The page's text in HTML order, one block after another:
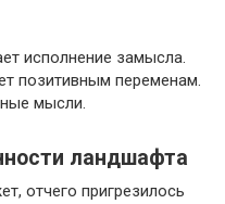
исполнение замысла.
позитивным переменам.
мысли.
ландшафта
отчего пригрезилось